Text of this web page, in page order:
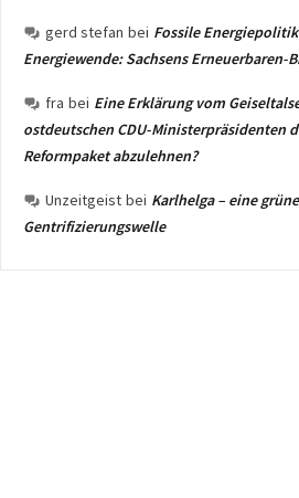
gerd stefan bei Fossile
Energiewende: Sachsens Erneuerbaren-
fra bei Eine Erklärung vom
ostdeutschen CDU-Ministerpräsidenten
Reformpaket abzulehnen?
Unzeitgeist bei Karlhelga – eine
Gentrifizierungswelle